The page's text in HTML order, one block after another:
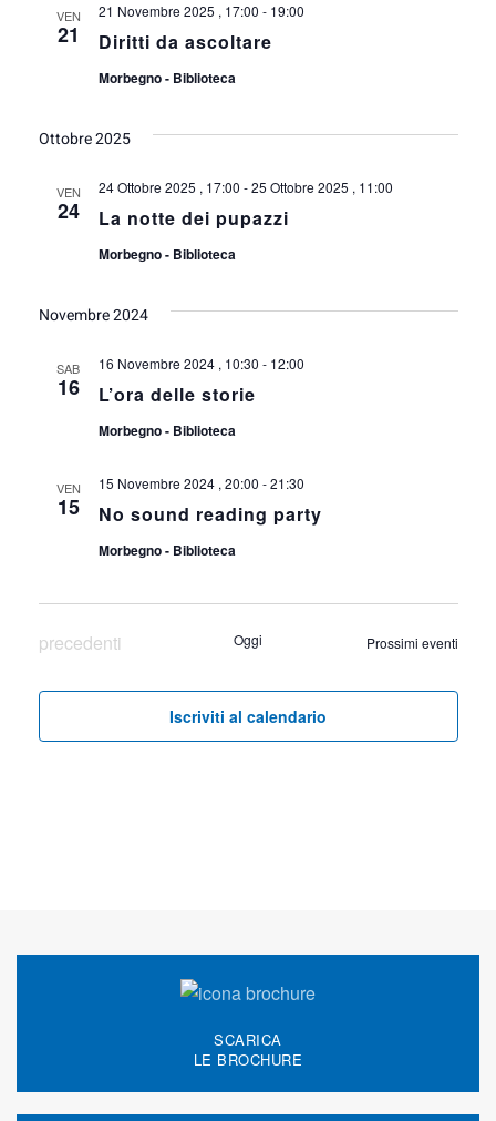
VEN
21 Diritti da ascoltare
21 Novembre 2025 , 17:00 - 19:00
Morbegno - Biblioteca
Ottobre 2025
VEN
24 La notte dei pupazzi
24 Ottobre 2025 , 17:00 -25 Ottobre 2025 , 11:00
Morbegno - Biblioteca
Novembre 2024
SAB
16 L’ora delle storie
16 Novembre 2024 , 10:30 - 12:00
Morbegno - Biblioteca
VEN
15 No sound reading party
15 Novembre 2024 , 20:00 -21:30
Morbegno - Biblioteca
Eventi
precedenti Oggi Prossimi eventi
Iscriviti al calendario
SCARICA
LE BROCHURE